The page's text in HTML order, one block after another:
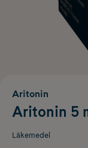
Aritonin
Aritonin 5
Läkemedel